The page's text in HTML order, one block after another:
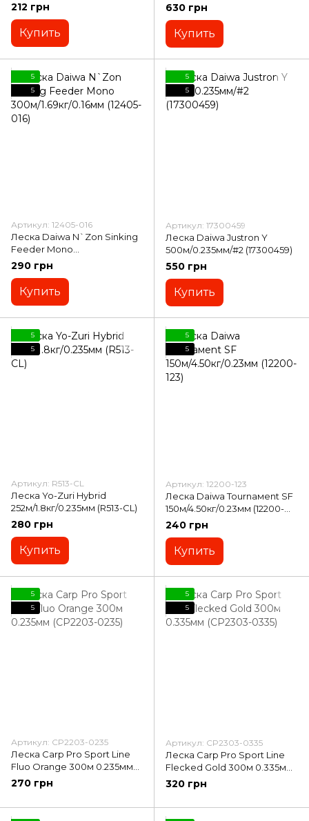
81-09)
212 грн
Купить
127)
630 грн
Купить
5
5
Артикул: 12405-016
Леска Daiwa N`Zon Sinking
Feeder Mono
300м/1.69кг/0.16мм (12405-
290 грн
Купить
5
5
Артикул: 17300459
Леска Daiwa Justron Y
500м/0.235мм/#2 (17300459)
550 грн
Купить
5
5
Артикул: R513-CL
Леска Yo-Zuri Hybrid
252м/1.8кг/0.235мм (R513-CL)
280 грн
Купить
5
5
Артикул: 12200-123
Леска Daiwa Tournaмent SF
150м/4.50кг/0.23мм (12200-
123)
240 грн
Купить
5
5
Артикул: CP2203-0235
Леска Carp Pro Sport Line
Fluo Orange 300м 0.235мм
(CP2203-0235)
270 грн
5
5
Артикул: CP2303-0335
Леска Carp Pro Sport Line
Flecked Gold 300м 0.335мм
(CP2303-0335)
320 грн